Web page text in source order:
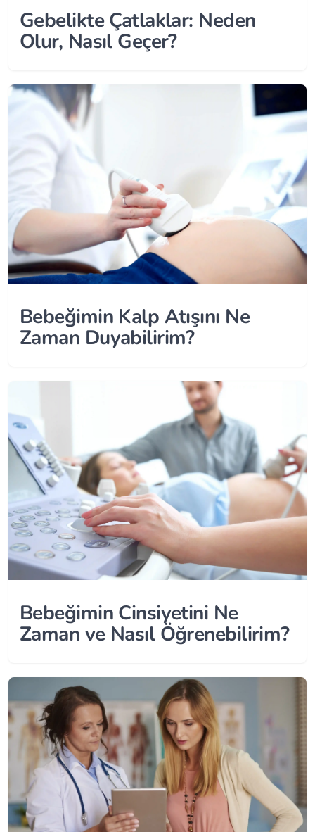
Gebelikte Çatlaklar: Neden
Olur, Nasıl Geçer?
Bebeğimin Kalp Atışını Ne
Zaman Duyabilirim?
Bebeğimin Cinsiyetini Ne
Zaman ve Nasıl Öğrenebilirim?